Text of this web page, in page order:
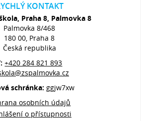
KONTAKT
Praha 8, Palmovka 8
Palmovka 8/468
180 00, Praha 8
Česká republika
+420 284 821 893
schránka: ggjw7xw
osobních údajů
o přístupnosti